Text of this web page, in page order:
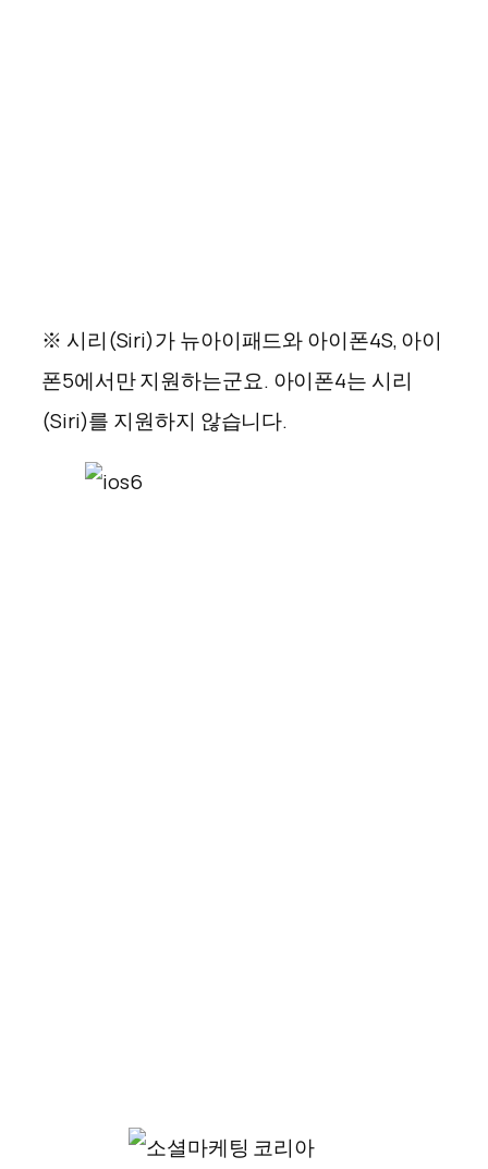
※ 시리(Siri)가 뉴아이패드와 아이폰4S, 아이
폰5에서만 지원하는군요. 아이폰4는 시리
(Siri)를 지원하지 않습니다.